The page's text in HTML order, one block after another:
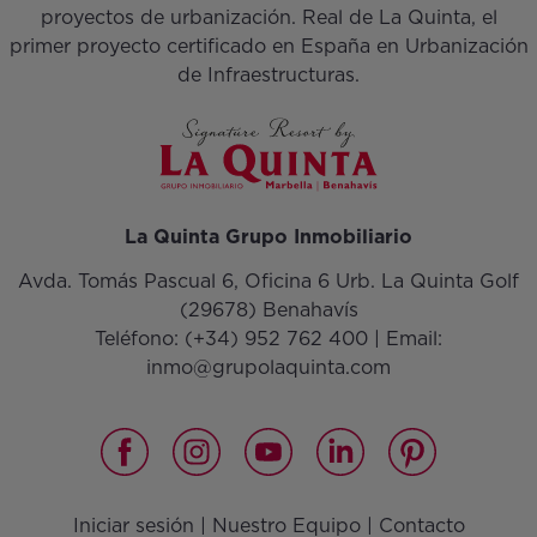
proyectos de urbanización. Real de La Quinta, el
primer proyecto certificado en España en Urbanización
de Infraestructuras.
La Quinta Grupo Inmobiliario
Avda. Tomás Pascual 6, Oficina 6 Urb. La Quinta Golf
(29678) Benahavís
Teléfono: (+34) 952 762 400 | Email:
inmo@grupolaquinta.com
Iniciar sesión Nuestro Equipo| Contacto